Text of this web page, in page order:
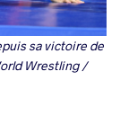
sa victoire de
Wrestling /